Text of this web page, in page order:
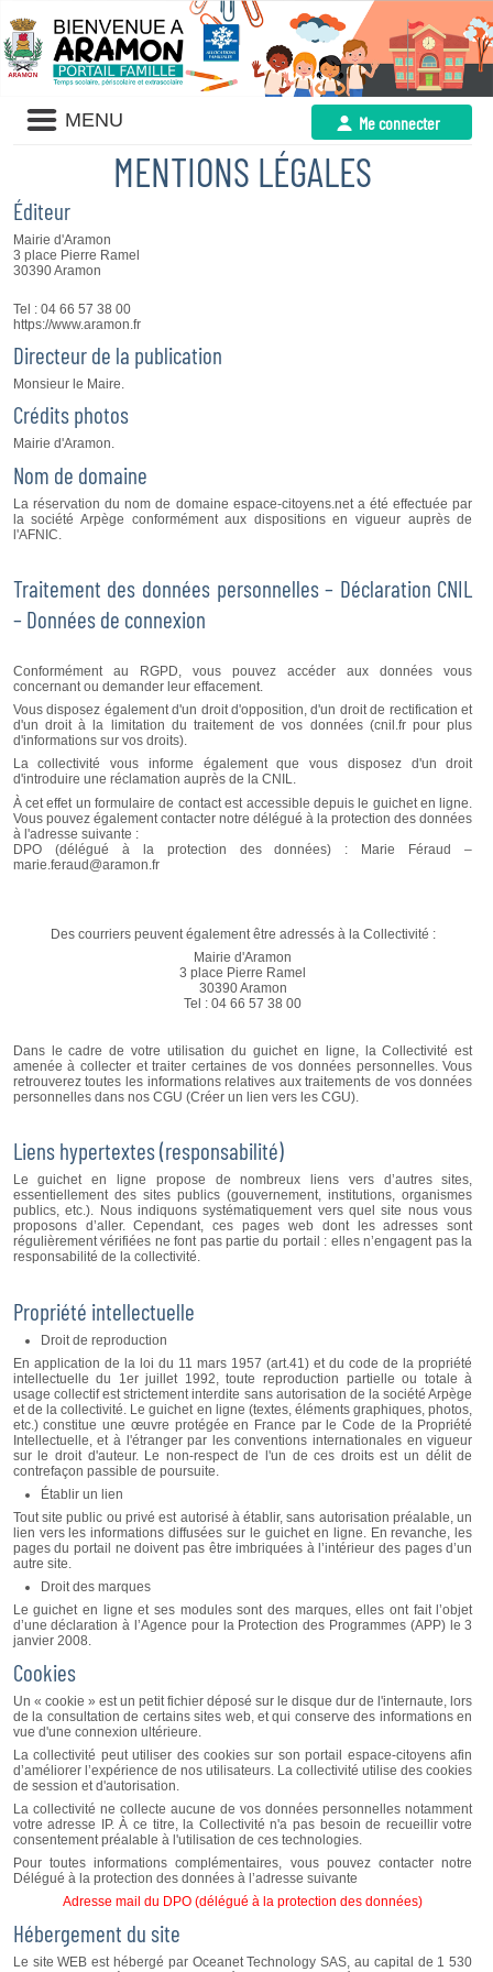
Liste
des
MENU Me connecter
MENTIONS LÉGALES
Éditeur
Mairie d'Aramon
3 place Pierre Ramel
30390 Aramon
Tel : 04 66 57 38 00
https://www.aramon.fr
Directeur de la publication
Monsieur le Maire.
Crédits photos
Mairie d'Aramon.
Nom de domaine
La réservation du nom de domaine espace-citoyens.net a été effectuée par
la société Arpège conformément aux dispositions en vigueur auprès de
l'AFNIC.
Traitement des données personnelles – Déclaration CNIL
– Données de connexion
Conformément au RGPD, vous pouvez accéder aux données vous
concernant ou demander leur effacement.
Vous disposez également d'un droit d'opposition, d'un droit de rectification et
d'un droit à la limitation du traitement de vos données (cnil.fr pour plus
d'informations sur vos droits).
La collectivité vous informe également que vous disposez d'un droit
d'introduire une réclamation auprès de la CNIL.
À cet effet un formulaire de contact est accessible depuis le guichet en ligne.
Vous pouvez également contacter notre délégué à la protection des données
à l'adresse suivante :
DPO (délégué à la protection des données) : Marie Féraud –
marie.feraud@aramon.fr
Des courriers peuvent également être adressés à la Collectivité :
Mairie d'Aramon
3 place Pierre Ramel
30390 Aramon
Tel : 04 66 57 38 00
Dans le cadre de votre utilisation du guichet en ligne, la Collectivité est
amenée à collecter et traiter certaines de vos données personnelles. Vous
retrouverez toutes les informations relatives aux traitements de vos données
personnelles dans nos CGU (Créer un lien vers les CGU).
Liens hypertextes (responsabilité)
Le guichet en ligne propose de nombreux liens vers d’autres sites,
essentiellement des sites publics (gouvernement, institutions, organismes
publics, etc.). Nous indiquons systématiquement vers quel site nous vous
proposons d’aller. Cependant, ces pages web dont les adresses sont
régulièrement vérifiées ne font pas partie du portail : elles n’engagent pas la
responsabilité de la collectivité.
Propriété intellectuelle
Droit de reproduction
En application de la loi du 11 mars 1957 (art.41) et du code de la propriété
intellectuelle du 1er juillet 1992, toute reproduction partielle ou totale à
usage collectif est strictement interdite sans autorisation de la société Arpège
et de la collectivité. Le guichet en ligne (textes, éléments graphiques, photos,
etc.) constitue une œuvre protégée en France par le Code de la Propriété
Intellectuelle, et à l'étranger par les conventions internationales en vigueur
sur le droit d'auteur. Le non-respect de l'un de ces droits est un délit de
contrefaçon passible de poursuite.
Établir un lien
Tout site public ou privé est autorisé à établir, sans autorisation préalable, un
lien vers les informations diffusées sur le guichet en ligne. En revanche, les
pages du portail ne doivent pas être imbriquées à l’intérieur des pages d’un
autre site.
Droit des marques
Le guichet en ligne et ses modules sont des marques, elles ont fait l’objet
d’une déclaration à l’Agence pour la Protection des Programmes (APP) le 3
janvier 2008.
Cookies
Un « cookie » est un petit fichier déposé sur le disque dur de l'internaute, lors
de la consultation de certains sites web, et qui conserve des informations en
vue d'une connexion ultérieure.
La collectivité peut utiliser des cookies sur son portail espace-citoyens afin
d’améliorer l’expérience de nos utilisateurs. La collectivité utilise des cookies
de session et d'autorisation.
La collectivité ne collecte aucune de vos données personnelles notamment
votre adresse IP. À ce titre, la Collectivité n'a pas besoin de recueillir votre
consentement préalable à l'utilisation de ces technologies.
Pour toutes informations complémentaires, vous pouvez contacter notre
Délégué à la protection des données à l’adresse suivante
Adresse mail du DPO (délégué à la protection des données)
Hébergement du site
Le site WEB est hébergé par Oceanet Technology SAS, au capital de 1 530